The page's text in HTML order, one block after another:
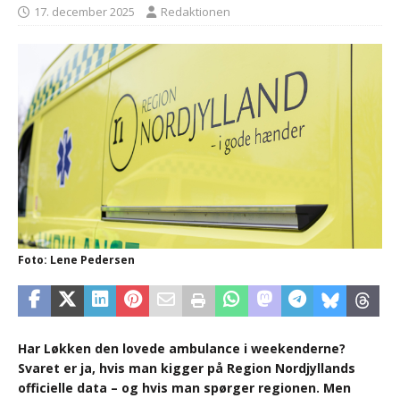
17. december 2025 Redaktionen
Foto: Lene Pedersen
Har Løkken den lovede ambulance i weekenderne?
Svaret er ja, hvis man kigger på Region Nordjyllands
officielle data – og hvis man spørger regionen. Men